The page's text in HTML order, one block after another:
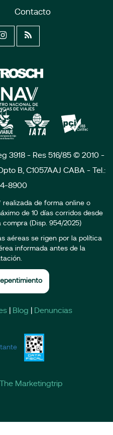
Contacto
3918 - Res 516/85 © 2010 -
B, C1057AAJ CABA - Tel.:
8900
de forma online o
de 10 días corridos desde
(Disp. 954/2025)
aéreas se rigen por la política
informada antes de la
Blog Denuncias
The Marketingtrip